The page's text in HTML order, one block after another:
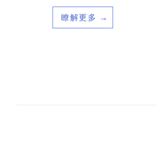
瞭解更多 →